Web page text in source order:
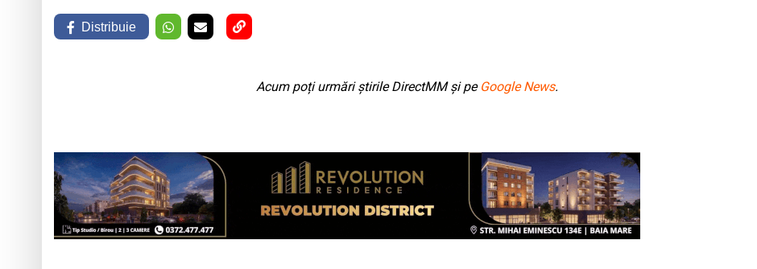
Distribuie
Acum poți urmări știrile DirectMM și pe Google News.